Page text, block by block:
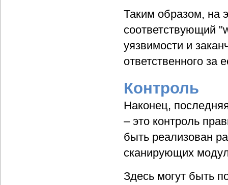
Таким образом, на
соответствующий
уязвимости и
ответственного за
Контроль
Наконец,
– это контроль
быть реализован
сканирующих
Здесь могут быть